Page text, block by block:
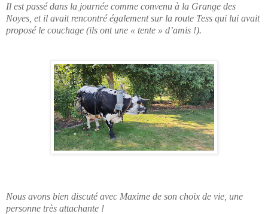
Il est passé dans la journée comme convenu à la Grange des
Noyes, et il avait rencontré également sur la route Tess qui lui avait
proposé le couchage (ils ont une « tente » d’amis !).
Nous avons bien discuté avec Maxime de son choix de vie, une
personne très attachante !